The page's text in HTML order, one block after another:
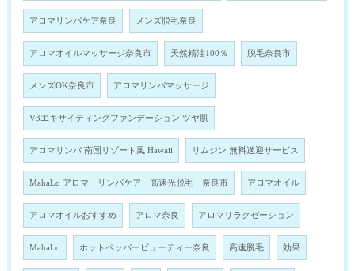
アロマリンパケア奈良 メンズ脱毛奈良
アロマオイルマッサージ奈良市 天然精油100％ 脱毛奈良市
メンズOK奈良市 アロマリンパマッサージ
V3エキサイティングファンデーション ツヤ肌
アロマリンパ 南国リゾート風 Hawaii リムジン 無料送迎サービス
MahaLo アロマ リンパケア 高速光脱毛 奈良市 アロマオイル
アロマオイルおすすめ アロマ奈良 アロマリラクゼーション
MahaLo ホットペッパービューティー奈良 高速脱毛 効果